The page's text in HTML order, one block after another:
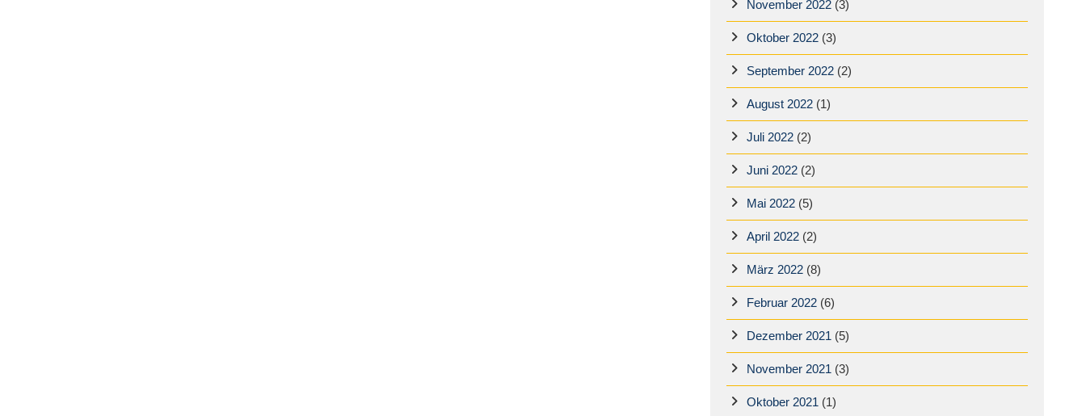
November 2022(3)
Oktober 2022(3)
September 2022(2)
August 2022(1)
Juli 2022(2)
Juni 2022(2)
Mai 2022(5)
April 2022(2)
März 2022(8)
Februar 2022(6)
Dezember 2021 (5)
November 2021 (3)
Oktober 2021 (1)